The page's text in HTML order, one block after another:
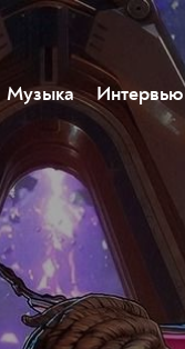
Музыка Интервью